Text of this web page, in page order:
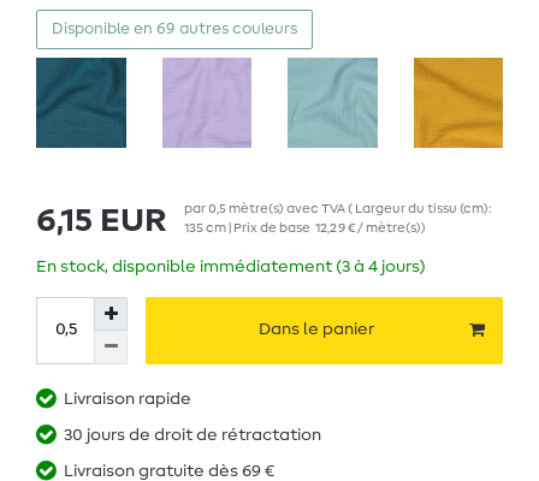
Disponible en 69 autres couleurs
6,15 EUR par0,5 mètre(s) avec TVA( Largeur du tissu (cm):
135 cm | Prix de base 12,29 € / mètre(s))
En stock, disponible immédiatement (3 à 4 jours)
Dans le panier
Livraison rapide
30 jours de droit de rétractation
Livraison gratuite dès 69 €